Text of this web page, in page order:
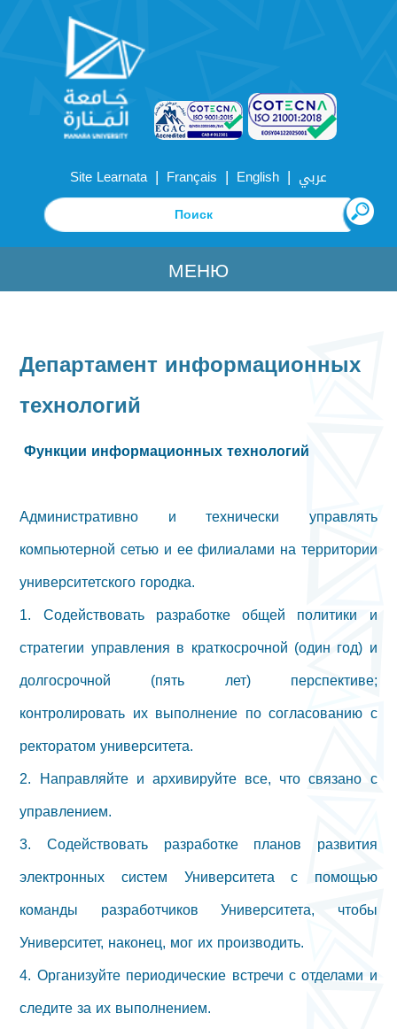
Site Learnata | Français | English | عربي
МЕНЮ
Департамент информационных
технологий
Функции информационных технологий
Административно и технически управлять
компьютерной сетью и ее филиалами на территории
университетского городка.
1. Содействовать разработке общей политики и
стратегии управления в краткосрочной (один год) и
долгосрочной (пять лет) перспективе;
контролировать их выполнение по согласованию с
ректоратом университета.
2. Направляйте и архивируйте все, что связано с
управлением.
3. Содействовать разработке планов развития
электронных систем Университета с помощью
команды разработчиков Университета, чтобы
Университет, наконец, мог их производить.
4. Организуйте периодические встречи с отделами и
следите за их выполнением.